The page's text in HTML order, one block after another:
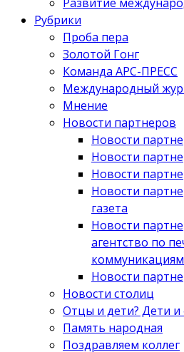
Рубрики
Проба пера
Золотой Гонг
Команда АРС-ПРЕСС
Международный
Мнение
Новости партнеров
Новости
Новости
Новости
Новости
газета
Новости
агентство по
коммуникациям
Новости
Новости столиц
Отцы и дети? Дети и
Память народная
Поздравляем коллег